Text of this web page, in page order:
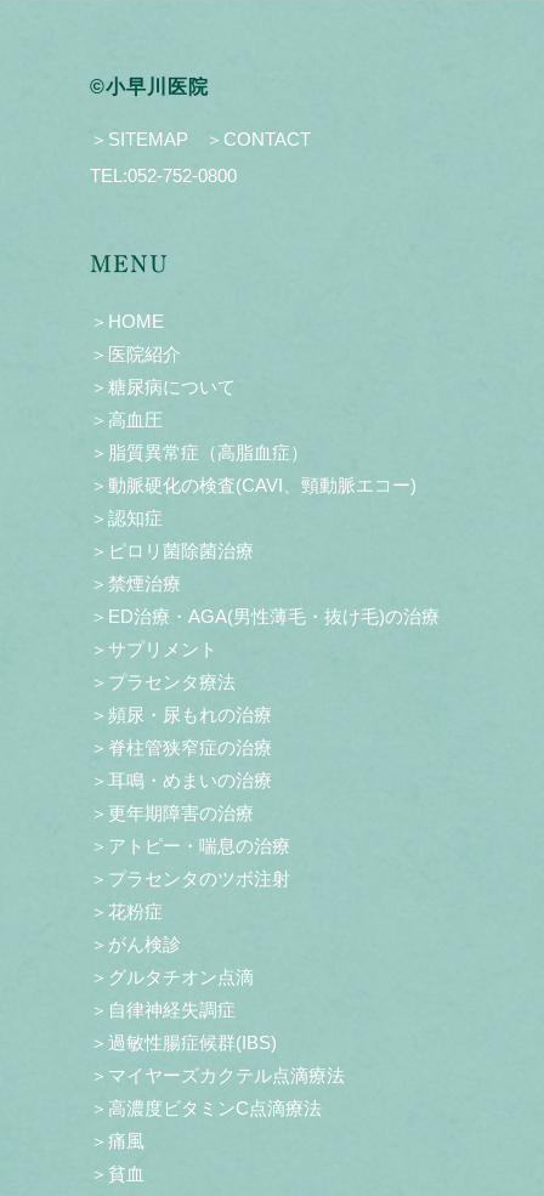
©小早川医院
＞SITEMAP
＞CONTACT
TEL:052-752-0800
MENU
＞HOME
＞医院紹介
＞糖尿病について
＞高血圧
＞脂質異常症（高脂血症）
＞動脈硬化の検査(CAVI、頸動脈エコー)
＞認知症
＞ピロリ菌除菌治療
＞禁煙治療
＞ED治療・AGA(男性薄毛・抜け毛)の治療
＞サプリメント
＞プラセンタ療法
＞頻尿・尿もれの治療
＞脊柱管狭窄症の治療
＞耳鳴・めまいの治療
＞更年期障害の治療
＞アトピー・喘息の治療
＞プラセンタのツボ注射
＞花粉症
＞がん検診
＞グルタチオン点滴
＞自律神経失調症
＞過敏性腸症候群(IBS)
＞マイヤーズカクテル点滴療法
＞高濃度ビタミンC点滴療法
＞痛風
＞貧血